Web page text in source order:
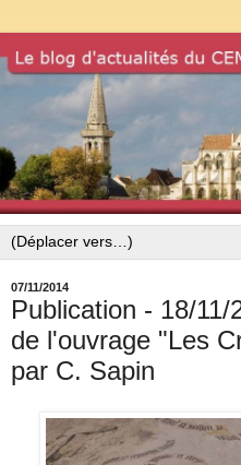
07/11/2014
Publication - 18/
de l'ouvrage "Les
par C. Sapin